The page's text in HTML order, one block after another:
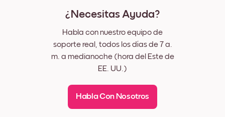
¿Necesitas Ayuda?
Habla con nuestro equipo de
soporte real, todos los días de 7 a.
m. a medianoche (hora del Este de
EE. UU.)
Habla Con Nosotros